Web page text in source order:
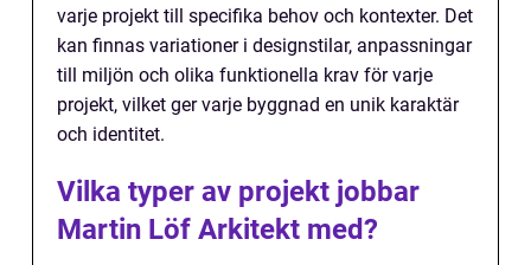
varje projekt till specifika behov och kontexter. Det
kan finnas variationer i designstilar, anpassningar
till miljön och olika funktionella krav för varje
projekt, vilket ger varje byggnad en unik karaktär
och identitet.
Vilka typer av projekt jobbar
Martin Löf Arkitekt med?